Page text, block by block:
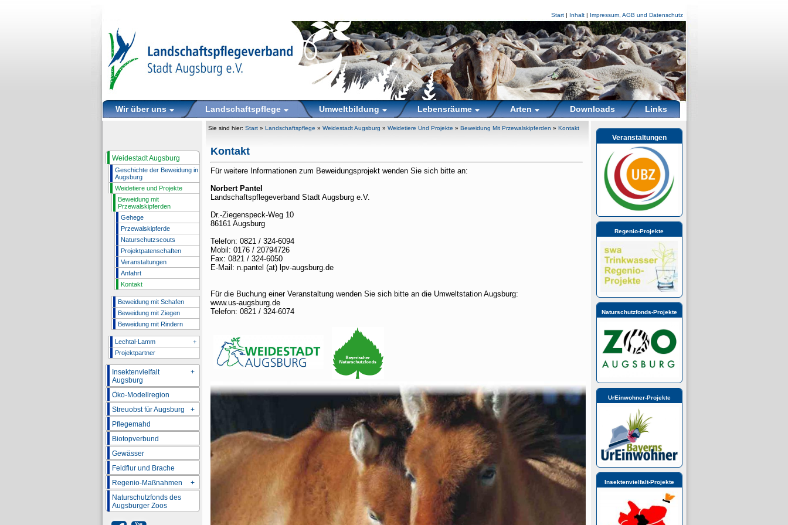
Start| Inhalt| Impressum, AGB und Datenschutz
Wir über uns Landschaftspflege Umweltbildung Lebensräume Arten Downloads Links
Weidestadt Augsburg
Geschichte der Beweidung in
Augsburg
Weidetiere und Projekte
Beweidung mit
Przewalskipferden
Gehege
Przewalskipferde
Naturschutzscouts
Projektpatenschaften
Veranstaltungen
Anfahrt
Kontakt
Beweidung mit Schafen
Beweidung mit Ziegen
Beweidung mit Rindern
+
Lechtal-Lamm
Projektpartner
+
Insektenvielfalt
Augsburg
Öko-Modellregion
+
Streuobst für Augsburg
Pflegemahd
Biotopverbund
Gewässer
Feldflur und Brache
+
Regenio-Maßnahmen
Naturschutzfonds des
Augsburger Zoos
Sie sind hier: Start» Landschaftspflege » Weidestadt Augsburg » Weidetiere Und Projekte » Beweidung Mit Przewalskipferden » Kontakt
Kontakt
Für weitere Informationen zum Beweidungsprojekt wenden Sie sich bitte an:
Norbert Pantel
Landschaftspflegeverband Stadt Augsburg e.V.
Dr.-Ziegenspeck-Weg 10
86161 Augsburg
Telefon: 0821 / 324-6094
Mobil: 0176 / 20794726
Fax: 0821 / 324-6050
E-Mail: n.pantel (at) lpv-augsburg.de
Für die Buchung einer Veranstaltung wenden Sie sich bitte an die Umweltstation Augsburg:
www.us-augsburg.de
Telefon: 0821 / 324-6074
Veranstaltungen
Regenio-Projekte
Naturschutzfonds-Projekte
UrEinwohner-Projekte
Insektenvielfalt-Projekte